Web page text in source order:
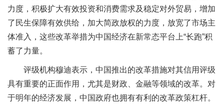
力度，积极扩大有效投资和消费需求及稳定对外贸易，增加
了民生保障有效供给，加大简政放权的力度，放宽了市场主
体准入，这些改革举措为中国经济在新常态平台上“长跑”积
蓄了力量。
评级机构穆迪表示，中国推出的改革措施对其信用评级
具有重要的正面作用，尤其是财政、金融等领域的改革。对
于明年的经济发展，中国政府也拥有有利的改革政策杠杆。